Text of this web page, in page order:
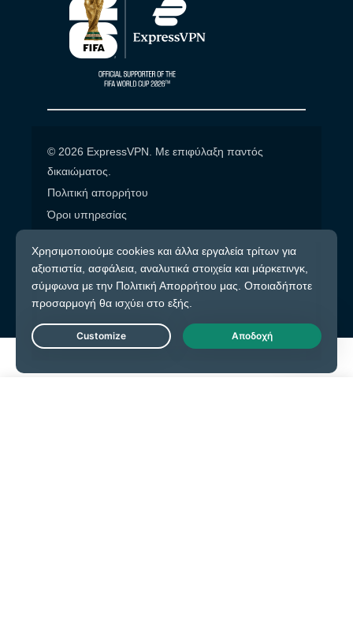
© 2026 ExpressVPN. Με επιφύλαξη παντός
δικαιώματος.
Πολιτική απορρήτου
Όροι υπηρεσίας
Live Chat